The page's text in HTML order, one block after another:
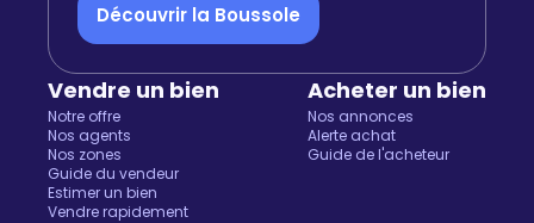
Découvrir la Boussole
Vendre un bien
Notre offre
Nos agents
Nos zones
Guide du vendeur
Estimer un bien
Vendre rapidement
Acheter un bien
Nos annonces
Alerte achat
Guide de l'acheteur